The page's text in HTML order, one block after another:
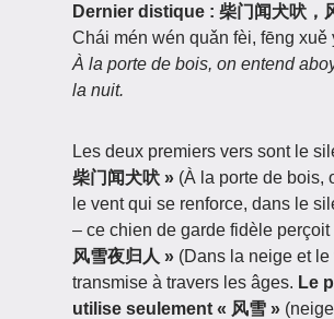
Dernier distique : 柴门闻犬吠，
Chái mén wén quǎn fèi, fēng xuě
À la porte de bois, on entend
la nuit.
Les deux premiers vers sont le
柴门闻犬吠 » (À la porte de bois,
le vent qui se renforce, dans le
– ce chien de garde fidèle
风雪夜归人 » (Dans la neige et
transmise à travers les âges. Le
utilise seulement « 风雪 »